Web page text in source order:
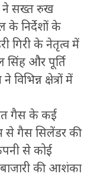
ने सख्त रुख
के निर्देशों के
गिरी के नेतृत्व में
सिंह और पूर्ति
क्षेत्रों में
गैस के कई
से गैस सिलेंडर की
से कोई
की आशंका